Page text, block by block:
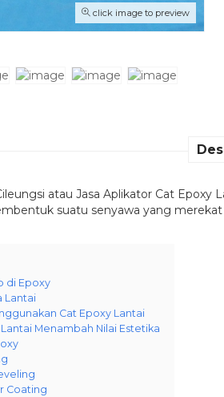
click image to preview
atau Jasa Aplikator Cat
suatu senyawa yang
di Epoxy
Lantai
Cat Epoxy Lantai
Menambah Nilai Estetika
Coating